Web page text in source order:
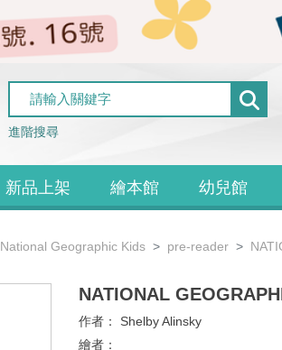
進階搜尋
新品上架 繪本館 幼兒館
National Geographic Kids pre-reader
NATIONAL
作者： Shelby Alinsky
繪者：